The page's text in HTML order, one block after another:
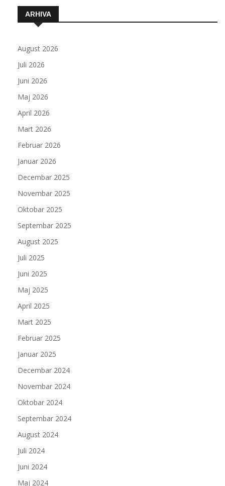
ARHIVA
August 2026
Juli 2026
Juni 2026
Maj 2026
April 2026
Mart 2026
Februar 2026
Januar 2026
Decembar 2025
Novembar 2025
Oktobar 2025
Septembar 2025
August 2025
Juli 2025
Juni 2025
Maj 2025
April 2025
Mart 2025
Februar 2025
Januar 2025
Decembar 2024
Novembar 2024
Oktobar 2024
Septembar 2024
August 2024
Juli 2024
Juni 2024
Maj 2024